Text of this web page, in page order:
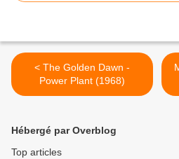
< The Golden Dawn -
Power Plant (1968)
Hébergé par Overblog
Top articles